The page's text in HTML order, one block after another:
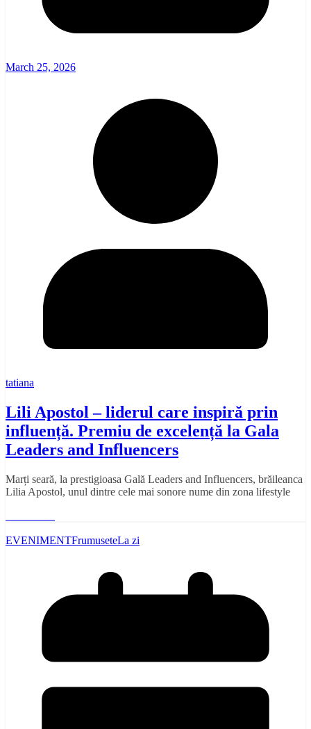
March 25, 2026
tatiana
Lili Apostol – liderul care inspiră prin
influență. Premiu de excelență la Gala
Leaders and Influencers
Marți seară, la prestigioasa Gală Leaders and Influencers, brăileanca
Lilia Apostol, unul dintre cele mai sonore nume din zona lifestyle
EVENIMENTFrumuseteLa zi